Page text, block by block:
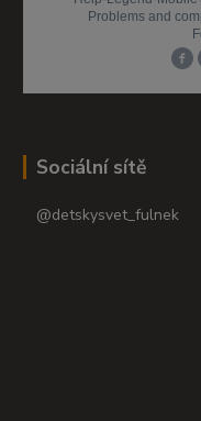
Sociální sítě
@detskysvet_fulnek